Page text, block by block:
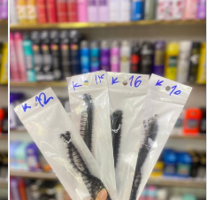
کیف و ابزار آرایشی
ادکلن و اسپری
رنگ و اکسیدان مو
لوازم برقی
مراقبت مو
مراقبت پوست
آرایش ناخن
مراقبت شخصی
آرایشی
مکمل و مولتی ویتامین